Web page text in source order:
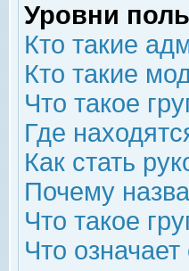
Уровни
Кто такие
Кто такие
Что такое
Где
Как стать
Почему
Что такое
Что